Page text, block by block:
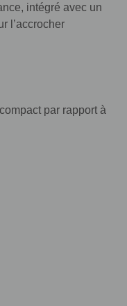
intégré avec un
l’accrocher
par rapport à